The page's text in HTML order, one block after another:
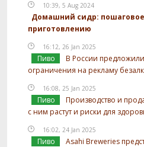
10:39, 5 Aug 2024
Домашний сидр: пошаговое
приготовлению
16:12, 26 Jan 2025
Пиво
В России предложили
ограничения на рекламу
16:08, 25 Jan 2025
Пиво
Производство и
с ним растут и риски для
16:02, 24 Jan 2025
Пиво
Asahi Breweries